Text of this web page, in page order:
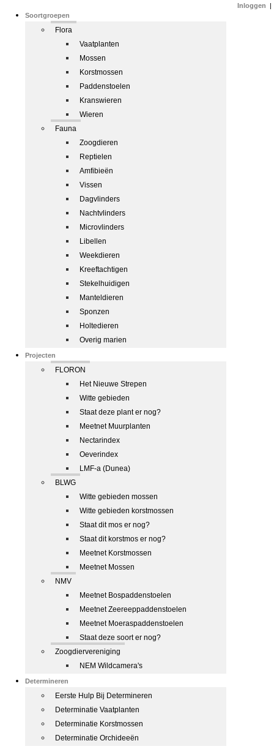
Soortgroepen
Flora
Vaatplanten
Mossen
Korstmossen
Paddenstoelen
Kranswieren
Wieren
Fauna
Zoogdieren
Reptielen
Amfibieën
Vissen
Dagvlinders
Nachtvlinders
Microvlinders
Libellen
Weekdieren
Kreeftachtigen
Stekelhuidigen
Manteldieren
Sponzen
Holtedieren
Overig marien
Projecten
FLORON
Het Nieuwe Strepen
Witte gebieden
Staat deze plant er nog?
Meetnet Muurplanten
Nectarindex
Oeverindex
LMF-a (Dunea)
BLWG
Witte gebieden mossen
Witte gebieden korstmossen
Staat dit mos er nog?
Staat dit korstmos er nog?
Meetnet Korstmossen
Meetnet Mossen
NMV
Meetnet Bospaddenstoelen
Meetnet Zeereeppaddenstoelen
Meetnet Moeraspaddenstoelen
Staat deze soort er nog?
Zoogdiervereniging
NEM Wildcamera's
Determineren
Eerste Hulp Bij Determineren
Determinatie Vaatplanten
Determinatie Korstmossen
Determinatie Orchideeën
Inloggen |